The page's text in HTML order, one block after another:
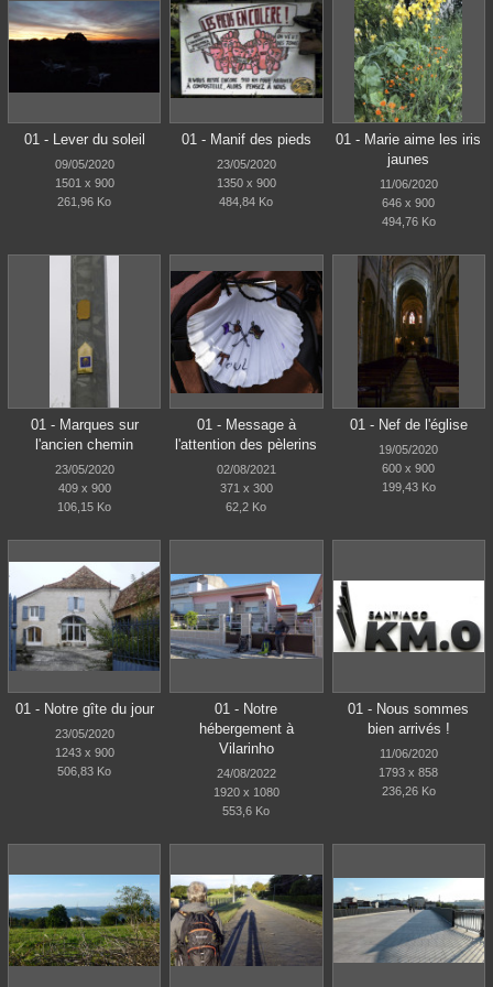
01 - Lever du soleil
09/05/2020
1501 x 900
261,96 Ko
01 - Manif des pieds
23/05/2020
1350 x 900
484,84 Ko
01 - Marie aime les iris
jaunes
11/06/2020
646 x 900
494,76 Ko
01 - Marques sur
l'ancien chemin
23/05/2020
409 x 900
106,15 Ko
01 - Message à
l'attention des pèlerins
02/08/2021
371 x 300
62,2 Ko
01 - Nef de l'église
19/05/2020
600 x 900
199,43 Ko
01 - Notre gîte du jour
23/05/2020
1243 x 900
506,83 Ko
01 - Notre
hébergement à
Vilarinho
24/08/2022
1920 x 1080
553,6 Ko
01 - Nous sommes
bien arrivés !
11/06/2020
1793 x 858
236,26 Ko